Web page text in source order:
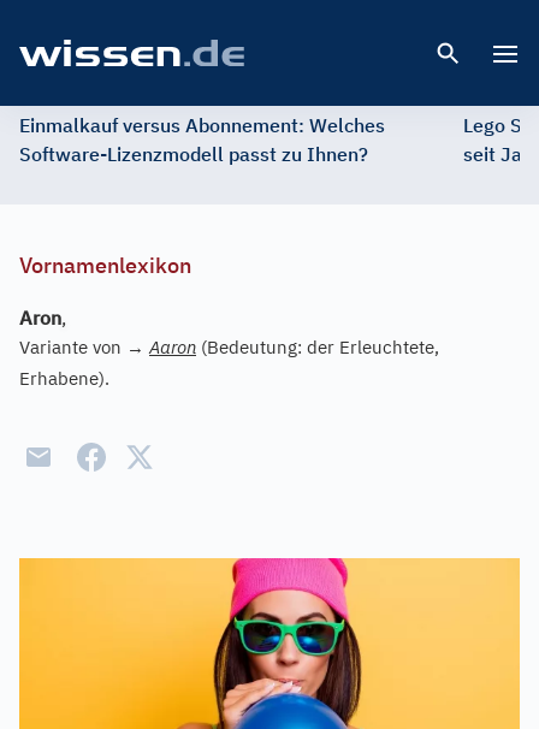
Einmalkauf versus Abonnement: Welches
Software-Lizenzmodell passt zu Ihnen?
Lego
seit
Vornamenlexikon
Aron,
Variante von →Aaron (Bedeutung: der Erleuchtete,
Erhabene).